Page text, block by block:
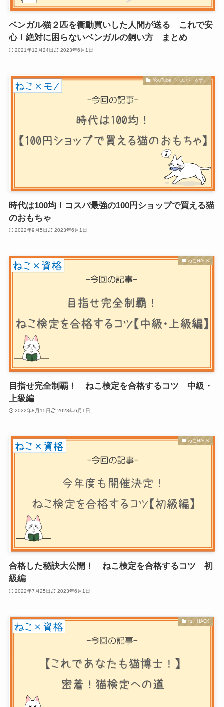
ベンガル猫２匹を衝動買いした人間が送る これで安
心！絶対に困らないベンガルの飼い方 まとめ
2021年12月24日 2023年6月1日
YouTube『べんがーるず』
時代は100均！コスパ最強の100円ショップで買える猫
のおもちゃ
2022年9月5日 2023年6月1日
ねこHACK
目指せ完全制覇！ ねこ検定を合格するコツ 中級・
上級編
2022年8月15日 2023年6月1日
ねこHACK
合格した秘訣大公開！ ねこ検定を合格するコツ 初
級編
2022年7月25日 2023年6月1日
ねこHACK